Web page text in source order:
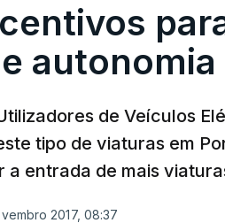
autonomia
de Veículos
tipo de viaturas em
a entrada de mais
2017, 08:37